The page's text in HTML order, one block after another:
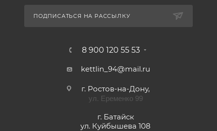
ПОДПИСАТЬСЯ НА РАССЫЛКУ
8 900 120 55 53
kettlin_94@mail.ru
г. Ростов-на-Дону,
ул. Еременко 99
г. Батайск
ул. Куйбышева 108